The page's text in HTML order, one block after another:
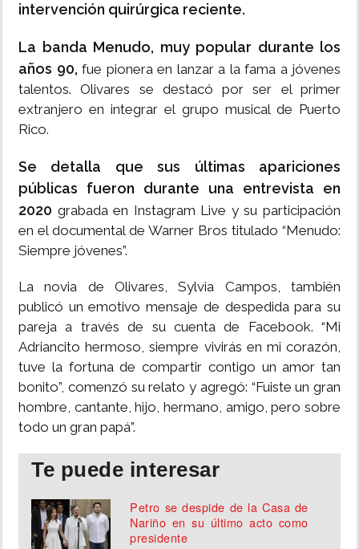
intervención quirúrgica reciente.
La banda Menudo, muy popular durante los
años 90, fue pionera en lanzar a la fama a jóvenes
talentos. Olivares se destacó por ser el primer
extranjero en integrar el grupo musical de Puerto
Rico.
Se detalla que sus últimas apariciones
públicas fueron durante una entrevista en
2020 grabada en Instagram Live y su participación
en el documental de Warner Bros titulado “Menudo:
Siempre jóvenes”.
La novia de Olivares, Sylvia Campos, también
publicó un emotivo mensaje de despedida para su
pareja a través de su cuenta de Facebook. “Mi
Adriancito hermoso, siempre vivirás en mi corazón,
tuve la fortuna de compartir contigo un amor tan
bonito”, comenzó su relato y agregó: “Fuiste un gran
hombre, cantante, hijo, hermano, amigo, pero sobre
todo un gran papá”.
Te puede interesar
Petro se despide de la Casa de
Nariño en su último acto como
presidente